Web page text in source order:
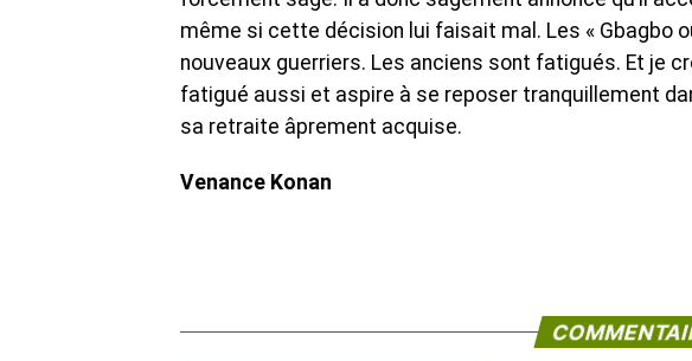
même si cette décision lui faisait mal. Les « Gbagbo
nouveaux guerriers. Les anciens sont fatigués. Et je
fatigué aussi et aspire à se reposer tranquillement
sa retraite âprement acquise.
Venance Konan